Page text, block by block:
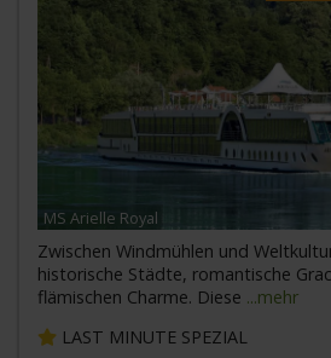
MS Arielle Royal
Zwischen Windmühlen und
historische Städte, romantische
flämischen Charme. Diese ...mehr
LAST MINUTE SPEZIAL